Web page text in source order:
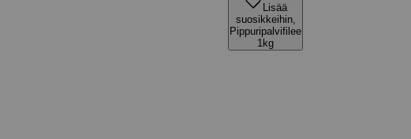
Lisää
suosikkeihin,
Pippuripalvifilee
1kg